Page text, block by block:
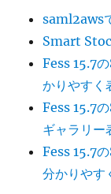
saml2aws
Smart
Fess 15.7
かりやすく
Fess 15.7
ギャラリー
Fess 15.7
分かりやす